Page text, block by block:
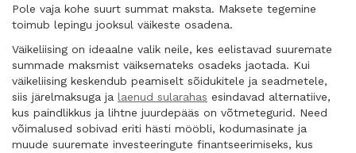
Pole vaja kohe suurt summat maksta. Maksete tegemine
toimub lepingu jooksul väikeste osadena.
Väikeliising on ideaalne valik neile, kes eelistavad suuremate
summade maksmist väiksemateks osadeks jaotada. Kui
väikeliising keskendub peamiselt sõidukitele ja seadmetele,
siis järelmaksuga ja laenud sularahas esindavad alternatiive,
kus paindlikkus ja lihtne juurdepääs on võtmetegurid. Need
võimalused sobivad eriti hästi mööbli, kodumasinate ja
muude suuremate investeeringute finantseerimiseks, kus